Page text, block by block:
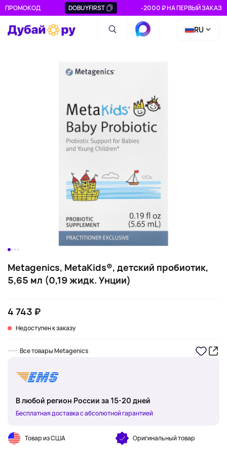
ПРОМОКОД DOBUYFIRST -2000 ₽ НА ПЕРВЫЙ ЗАКАЗ
RU
Metagenics, MetaKids®, детский пробиотик,
5,65 мл (0,19 жидк. Унции)
4 743 ₽
Недоступен к заказу
Все товары Metagenics
В любой регион России за 15-20 дней
Бесплатная доставка с абсолютной гарантией
Товар из США Оригинальный товар